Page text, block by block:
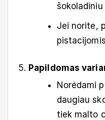
Jei norite,
Papildomas
Norėdami
daugiau
tiek malto